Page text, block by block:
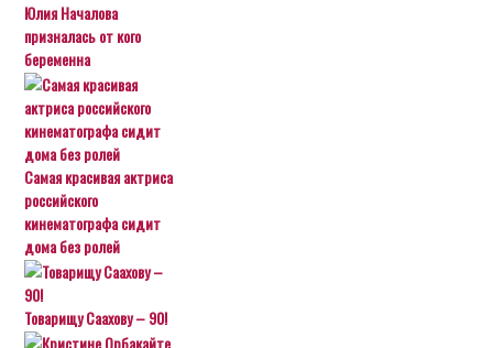
Юлия Началова
призналась от кого
беременна
Самая красивая актриса
российского
кинематографа сидит
дома без ролей
Товарищу Саахову – 90!